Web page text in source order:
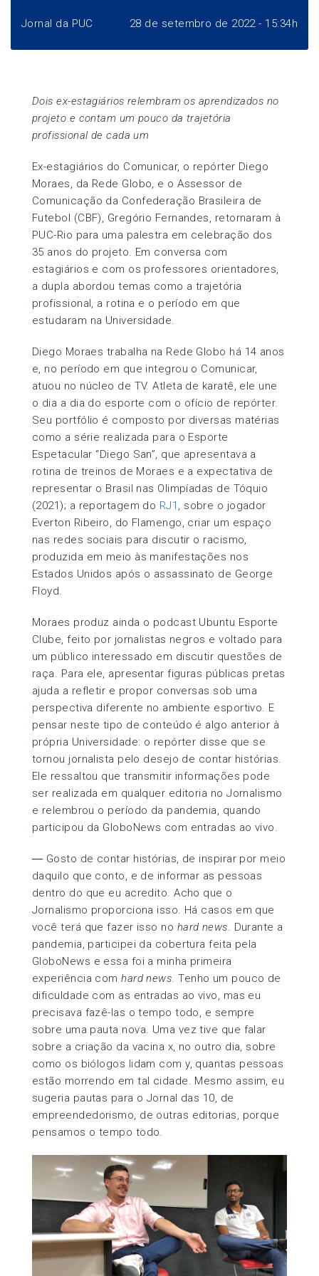
Jornal da PUC 28 de setembro de 2022 - 15:34h
Dois ex-estagiários relembram os aprendizados no
projeto e contam um pouco da trajetória
profissional de cada um
Ex-estagiários do Comunicar, o repórter Diego
Moraes, da Rede Globo, e o Assessor de
Comunicação da Confederação Brasileira de
Futebol (CBF), Gregório Fernandes, retornaram à
PUC-Rio para uma palestra em celebração dos
35 anos do projeto. Em conversa com
estagiários e com os professores orientadores,
a dupla abordou temas como a trajetória
profissional, a rotina e o período em que
estudaram na Universidade.
Diego Moraes trabalha na Rede Globo há 14 anos
e, no período em que integrou o Comunicar,
atuou no núcleo de TV. Atleta de karatê, ele une
o dia a dia do esporte com o ofício de repórter.
Seu portfólio é composto por diversas matérias
como a série realizada para o Esporte
Espetacular “Diego San”, que apresentava a
rotina de treinos de Moraes e a expectativa de
representar o Brasil nas Olimpíadas de Tóquio
(2021); a reportagem do RJ1 , sobre o jogador
Everton Ribeiro, do Flamengo, criar um espaço
nas redes sociais para discutir o racismo,
produzida em meio às manifestações nos
Estados Unidos após o assassinato de George
Floyd.
Moraes produz ainda o podcast Ubuntu Esporte
Clube, feito por jornalistas negros e voltado para
um público interessado em discutir questões de
raça. Para ele, apresentar figuras públicas pretas
ajuda a refletir e propor conversas sob uma
perspectiva diferente no ambiente esportivo. E
pensar neste tipo de conteúdo é algo anterior à
própria Universidade: o repórter disse que se
tornou jornalista pelo desejo de contar histórias.
Ele ressaltou que transmitir informações pode
ser realizada em qualquer editoria no Jornalismo
e relembrou o período da pandemia, quando
participou da GloboNews com entradas ao vivo.
― Gosto de contar histórias, de inspirar por meio
daquilo que conto, e de informar as pessoas
dentro do que eu acredito. Acho que o
Jornalismo proporciona isso. Há casos em que
você terá que fazer isso no hard news. Durante a
pandemia, participei da cobertura feita pela
GloboNews e essa foi a minha primeira
experiência comhard news. Tenho um pouco de
dificuldade com as entradas ao vivo, mas eu
precisava fazê-las o tempo todo, e sempre
sobre uma pauta nova. Uma vez tive que falar
sobre a criação da vacina x, no outro dia, sobre
como os biólogos lidam com y, quantas pessoas
estão morrendo em tal cidade. Mesmo assim, eu
sugeria pautas para o Jornal das 10, de
empreendedorismo, de outras editorias, porque
pensamos o tempo todo.